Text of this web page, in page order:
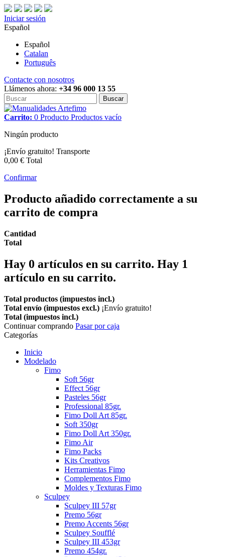
Iniciar sesión
Español
Español
Catalan
Português
Contacte con nosotros
Llámenos ahora: +34 96 000 13 55
Buscar
Carrito: 0 Producto Productos vacío
Ningún producto
¡Envío gratuito! Transporte
0,00 € Total
Confirmar
Producto añadido correctamente a su
carrito de compra
Cantidad
Total
Hay 0 artículos en su carrito. Hay 1
artículo en su carrito.
Total productos (impuestos incl.)
Total envío (impuestos excl.) ¡Envío gratuito!
Total (impuestos incl.)
Continuar comprando Pasar por caja
Categorías
Inicio
Modelado
Fimo
Soft 56gr
Effect 56gr
Pasteles 56gr
Professional 85gr.
Fimo Doll Art 85gr.
Soft 350gr
Fimo Doll Art 350gr.
Fimo Air
Fimo Packs
Kits Creativos
Herramientas Fimo
Complementos Fimo
Moldes y Texturas Fimo
Sculpey
Sculpey III 57gr
Premo 56gr
Premo Accents 56gr
Sculpey Soufflé
Sculpey III 453gr
Premo 454gr.